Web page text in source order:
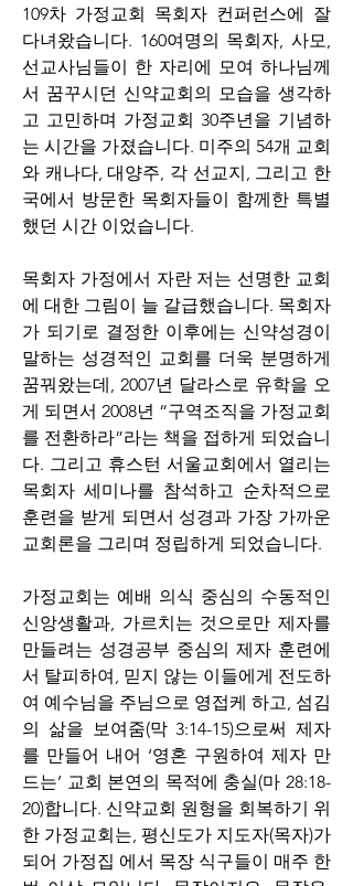
109차 가정교회 목회자 컨퍼런스에 잘
다녀왔습니다. 160여명의 목회자, 사모,
선교사님들이 한 자리에 모여 하나님께
서 꿈꾸시던 신약교회의 모습을 생각하
고 고민하며 가정교회 30주년을 기념하
는 시간을 가졌습니다. 미주의 54개 교회
와 캐나다, 대양주, 각 선교지, 그리고 한
국에서 방문한 목회자들이 함께한 특별
했던 시간 이었습니다.
목회자 가정에서 자란 저는 선명한 교회
에 대한 그림이 늘 갈급했습니다. 목회자
가 되기로 결정한 이후에는 신약성경이
말하는 성경적인 교회를 더욱 분명하게
꿈꿔왔는데, 2007년 달라스로 유학을 오
게 되면서 2008년 “구역조직을 가정교회
를 전환하라”라는 책을 접하게 되었습니
다. 그리고 휴스턴 서울교회에서 열리는
목회자 세미나를 참석하고 순차적으로
훈련을 받게 되면서 성경과 가장 가까운
교회론을 그리며 정립하게 되었습니다.
가정교회는 예배 의식 중심의 수동적인
신앙생활과, 가르치는 것으로만 제자를
만들려는 성경공부 중심의 제자 훈련에
서 탈피하여, 믿지 않는 이들에게 전도하
여 예수님을 주님으로 영접케 하고, 섬김
의 삶을 보여줌(막 3:14-15)으로써 제자
를 만들어 내어 ‘영혼 구원하여 제자 만
드는’ 교회 본연의 목적에 충실(마 28:18-
20)합니다. 신약교회 원형을 회복하기 위
한 가정교회는, 평신도가 지도자(목자)가
되어 가정집 에서 목장 식구들이 매주 한